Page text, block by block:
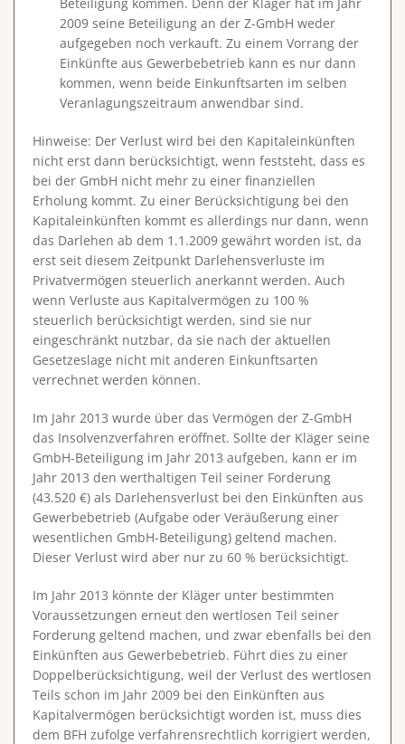
2009 seine Beteiligung an der Z-GmbH weder
aufgegeben noch verkauft. Zu einem Vorrang der
Einkünfte aus Gewerbebetrieb kann es nur dann
kommen, wenn beide Einkunftsarten im selben
Veranlagungszeitraum anwendbar sind.
Hinweise: Der Verlust wird bei den Kapitaleinkünften
nicht erst dann berücksichtigt, wenn feststeht, dass es
bei der GmbH nicht mehr zu einer finanziellen
Erholung kommt. Zu einer Berücksichtigung bei den
Kapitaleinkünften kommt es allerdings nur dann, wenn
das Darlehen ab dem 1.1.2009 gewährt worden ist, da
erst seit diesem Zeitpunkt Darlehensverluste im
Privatvermögen steuerlich anerkannt werden. Auch
wenn Verluste aus Kapitalvermögen zu 100 %
steuerlich berücksichtigt werden, sind sie nur
eingeschränkt nutzbar, da sie nach der aktuellen
Gesetzeslage nicht mit anderen Einkunftsarten
verrechnet werden können.
Im Jahr 2013 wurde über das Vermögen der Z-GmbH
das Insolvenzverfahren eröffnet. Sollte der Kläger seine
GmbH-Beteiligung im Jahr 2013 aufgeben, kann er im
Jahr 2013 den werthaltigen Teil seiner Forderung
(43.520 €) als Darlehensverlust bei den Einkünften aus
Gewerbebetrieb (Aufgabe oder Veräußerung einer
wesentlichen GmbH-Beteiligung) geltend machen.
Dieser Verlust wird aber nur zu 60 % berücksichtigt.
Im Jahr 2013 könnte der Kläger unter bestimmten
Voraussetzungen erneut den wertlosen Teil seiner
Forderung geltend machen, und zwar ebenfalls bei den
Einkünften aus Gewerbebetrieb. Führt dies zu einer
Doppelberücksichtigung, weil der Verlust des wertlosen
Teils schon im Jahr 2009 bei den Einkünften aus
Kapitalvermögen berücksichtigt worden ist, muss dies
dem BFH zufolge verfahrensrechtlich korrigiert werden,